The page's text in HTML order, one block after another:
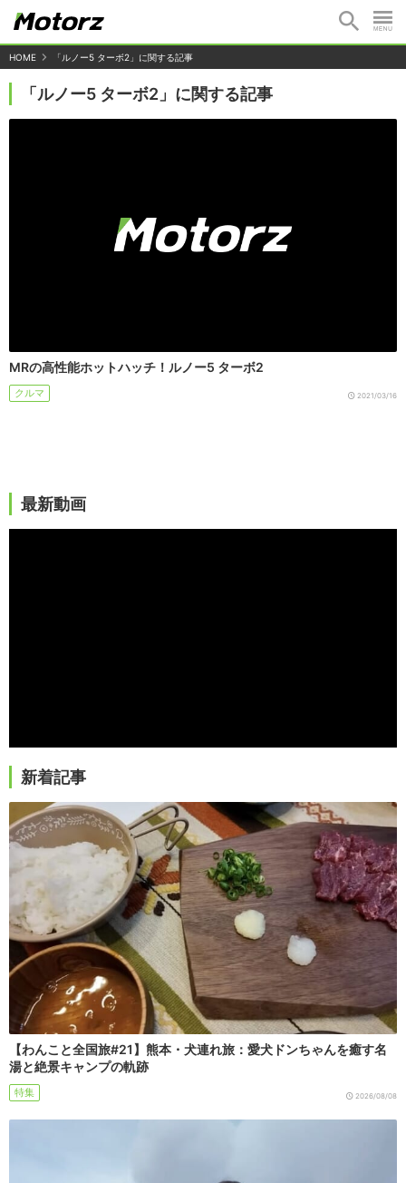
HOME 「ルノー5 ターボ2」に関する記事
「ルノー5 ターボ2」に関する記事
MRの高性能ホットハッチ！ルノー5 ターボ2
クルマ 2021/03/16
最新動画
新着記事
【わんこと全国旅#21】熊本・犬連れ旅：愛犬ドンちゃんを癒す名
湯と絶景キャンプの軌跡
特集 2026/08/08